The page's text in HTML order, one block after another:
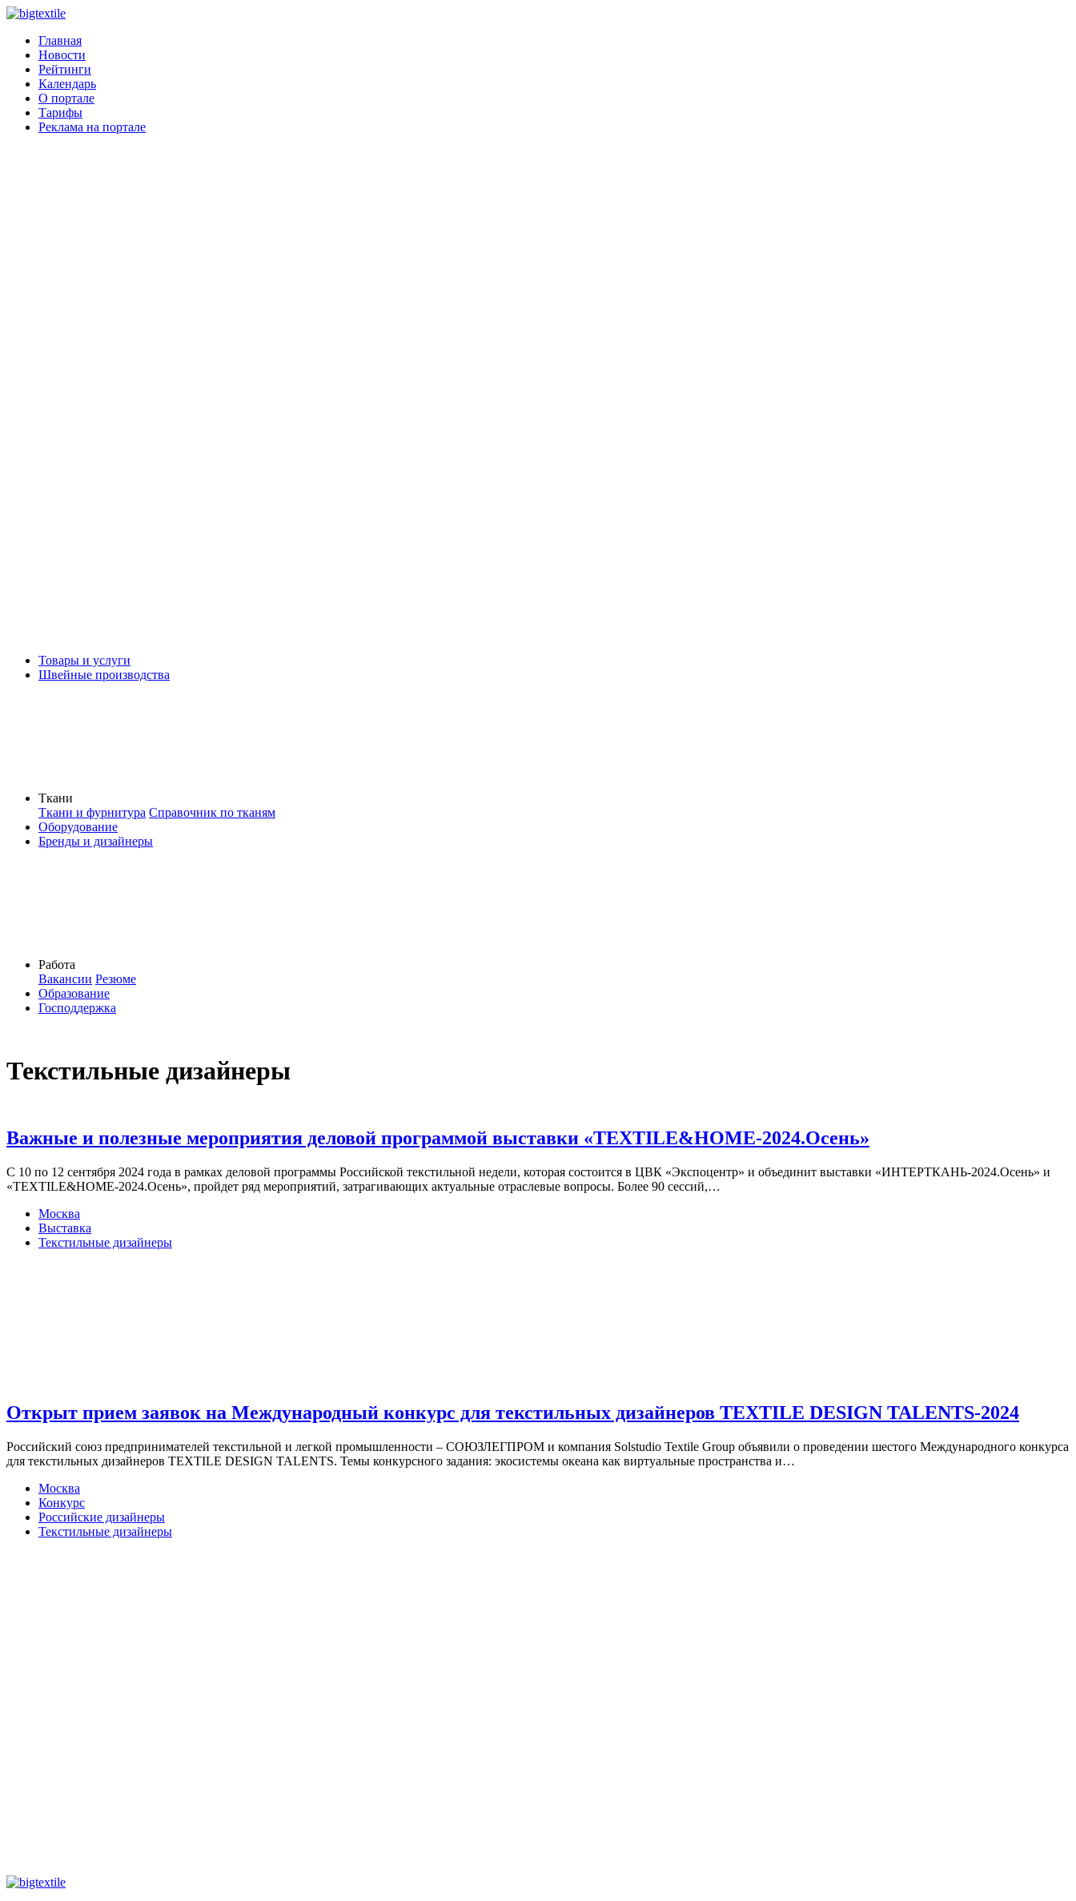
Главная
Новости
Рейтинги
Календарь
О портале
Тарифы
Реклама на портале
Товары и услуги
Швейные производства
Ткани
Ткани и фурнитура Справочник по тканям
Оборудование
Бренды и дизайнеры
Работа
Вакансии Резюме
Образование
Господдержка
Текстильные дизайнеры
Важные и полезные мероприятия деловой программой выставки «TEXTILE&HOME-2024.Осень»
С 10 по 12 сентября 2024 года в рамках деловой программы Российской текстильной недели, которая состоится в ЦВК «Экспоцентр» и объединит выставки «ИНТЕРТКАНЬ-2024.Осень» и
«TEXTILE&HOME-2024.Осень», пройдет ряд мероприятий, затрагивающих актуальные отраслевые вопросы. Более 90 сессий,…
Москва
Выставка
Текстильные дизайнеры
Открыт прием заявок на Международный конкурс для текстильных дизайнеров TEXTILE DESIGN TALENTS-2024
Российский союз предпринимателей текстильной и легкой промышленности – СОЮЗЛЕГПРОМ и компания Solstudio Textile Group объявили о проведении шестого Международного конкурса
для текстильных дизайнеров TEXTILE DESIGN TALENTS. Темы конкурсного задания: экосистемы океана как виртуальные пространства и…
Москва
Конкурс
Российские дизайнеры
Текстильные дизайнеры